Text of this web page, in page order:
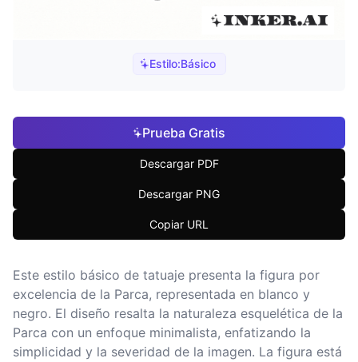
Estilo:Básico
Prueba Gratis
Descargar PDF
Descargar PNG
Copiar URL
Este estilo básico de tatuaje presenta la figura por
excelencia de la Parca, representada en blanco y
negro. El diseño resalta la naturaleza esquelética de la
Parca con un enfoque minimalista, enfatizando la
simplicidad y la severidad de la imagen. La figura está